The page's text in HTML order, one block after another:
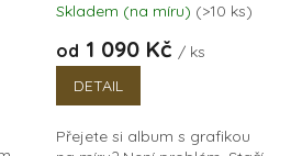
Průměrné
produktu
5,0
5
Skladem (na míru) (>10 ks)
od 1 090 Kč / ks
DETAIL
Přejete si album s grafikou